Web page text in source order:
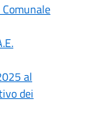
al
dei